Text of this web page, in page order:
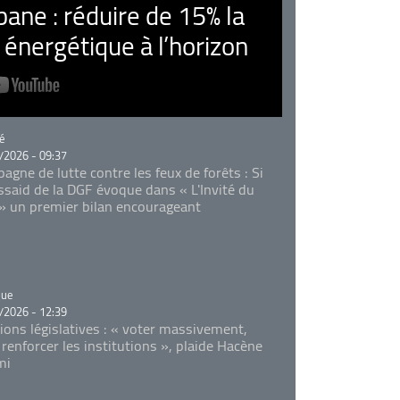
: réduire de 15% la
à l’horizon
- 09:37
de lutte contre les feux de forêts : Si
de la DGF évoque dans « L'Invité du
un premier bilan encourageant
- 12:39
législatives : « voter massivement,
les institutions », plaide Hacène